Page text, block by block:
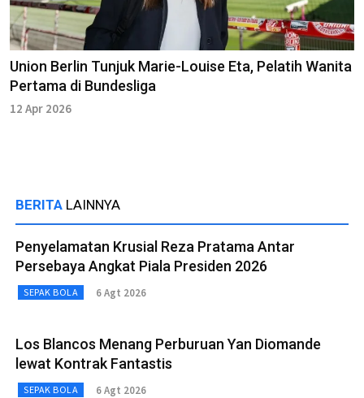
Union Berlin Tunjuk Marie-Louise Eta, Pelatih Wanita
Pertama di Bundesliga
12 Apr 2026
BERITA LAINNYA
Penyelamatan Krusial Reza Pratama Antar
Persebaya Angkat Piala Presiden 2026
SEPAK BOLA 6 Agt 2026
Los Blancos Menang Perburuan Yan Diomande
lewat Kontrak Fantastis
SEPAK BOLA 6 Agt 2026